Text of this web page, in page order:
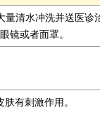
量清水冲洗并送医诊
镜或者面罩。
有刺激作用。